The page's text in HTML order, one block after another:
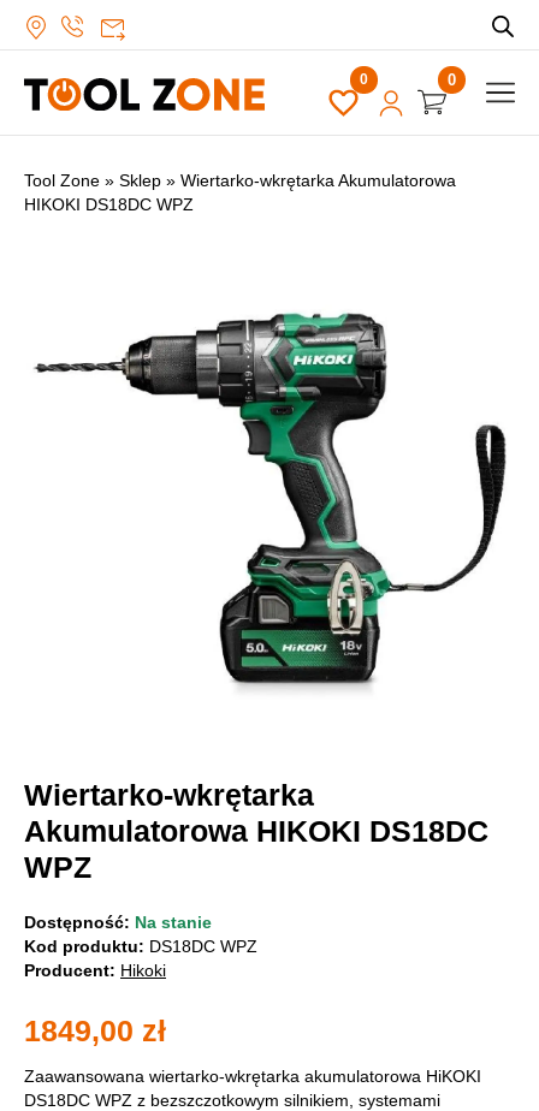
0
Tool Zone » Sklep » Wiertarko-wkrętarka Akumulatorowa
HIKOKI DS18DC WPZ
Wiertarko-wkrętarka
Akumulatorowa HIKOKI DS18DC
WPZ
Dostępność: Na stanie
Kod produktu: DS18DC WPZ
Producent: Hikoki
1849,00 zł
Zaawansowana wiertarko-wkrętarka akumulatorowa HiKOKI
DS18DC WPZ z bezszczotkowym silnikiem, systemami